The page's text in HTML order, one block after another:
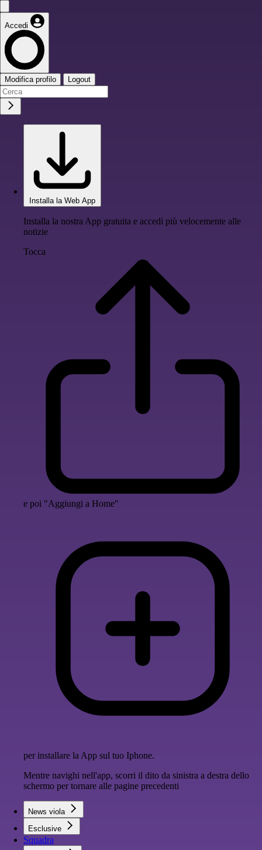
Accedi
Modifica profilo Logout
Installa la Web App
Installa la nostra App gratuita e accedi più velocemente alle
notizie
Tocca
e poi "Aggiungi a Home"
per installare la App sul tuo Iphone.
Mentre navighi nell'app, scorri il dito da sinistra a destra dello
schermo per tornare alle pagine precedenti
News viola
Esclusive
Squadra